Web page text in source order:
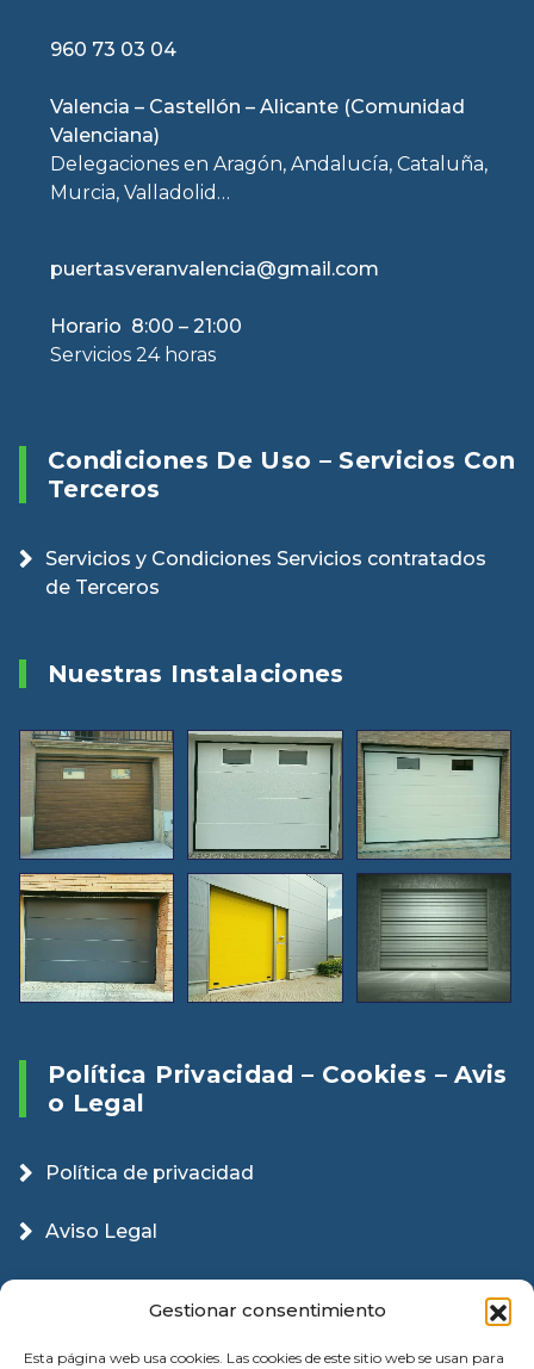
Gestionar consentimiento
Esta página web usa cookies. Las cookies de este sitio web se usan para
960 73 03 04
Valencia – Castellón – Alicante (Comunidad
Valenciana)
Delegaciones en Aragón, Andalucía, Cataluña,
Murcia, Valladolid…
puertasveranvalencia@gmail.com
Horario 8:00 – 21:00
Servicios 24 horas
Condiciones De Uso – Servicios Con
Terceros
Servicios y Condiciones Servicios contratados
de Terceros
Nuestras Instalaciones
Política Privacidad – Cookies – Avis
O Legal
Política de privacidad
Aviso Legal